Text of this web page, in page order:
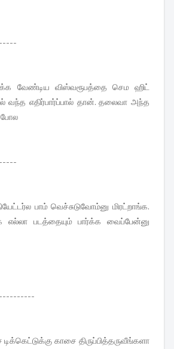
வேண்டிய விஸ்வரூபத்தை செம ஹிட்
வந்த எதிர்பார்ப்பால் தான். தலைவா அந்த
போல
பாம் வெச்சுடுவோம்னு மிரட்றாங்க.
எல்லா படத்தையும் பார்க்க வைப்பேன்னு
காசை திருப்பித்தருவீங்களா